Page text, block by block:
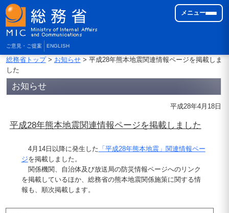
ご意見・ご提案 ENGLISH
メニュー
総務省トップ> お知らせ> 平成28年熊本地震関連情報ページを掲載しま
した
お知らせ
平成28年4月18日
平成28年熊本地震関連情報ページを掲載しました
4月14日以降に発生した 「平成28年熊本地震」関連情報ペー
ジを掲載しました。
関係機関、自治体及び放送局の防災情報ページへのリンク
を掲載しているほか、総務省の熊本地震関係施策に関する情
報も、順次掲載します。